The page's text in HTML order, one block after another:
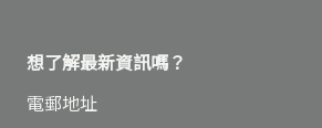
想了解最新資訊嗎？